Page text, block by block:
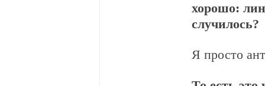
хорошо:
случилось?
Я просто